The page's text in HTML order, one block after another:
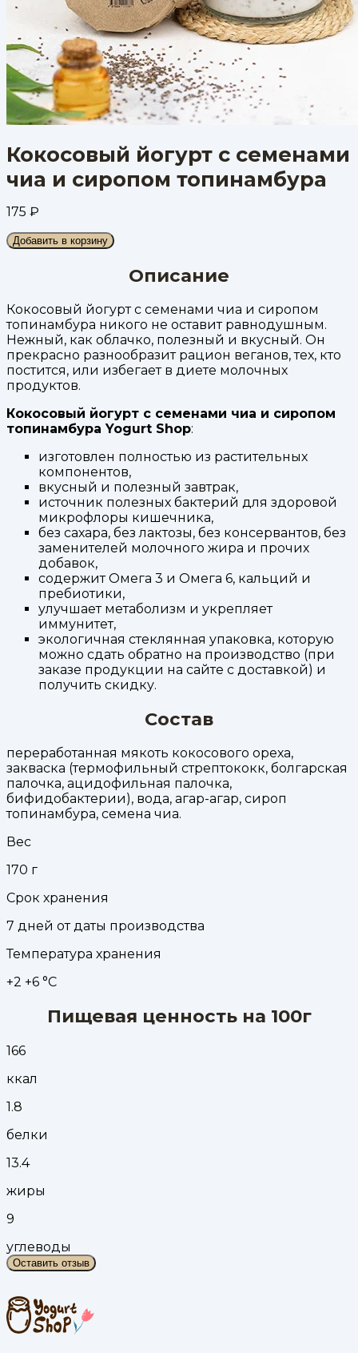
Кокосовый йогурт с семенами
чиа и сиропом топинамбура
175 ₽
Добавить в корзину
Описание
Кокосовый йогурт с семенами чиа и сиропом
топинамбура никого не оставит равнодушным.
Нежный, как облачко, полезный и вкусный. Он
прекрасно разнообразит рацион веганов, тех, кто
постится, или избегает в диете молочных
продуктов.
Кокосовый йогурт с семенами чиа и сиропом
топинамбура Yogurt Shop:
изготовлен полностью из растительных
компонентов,
вкусный и полезный завтрак,
источник полезных бактерий для здоровой
микрофлоры кишечника,
без сахара, без лактозы, без консервантов, без
заменителей молочного жира и прочих
добавок,
содержит Омега 3 и Омега 6, кальций и
пребиотики,
улучшает метаболизм и укрепляет
иммунитет,
экологичная стеклянная упаковка, которую
можно сдать обратно на производство (при
заказе продукции на сайте с доставкой) и
получить скидку.
Состав
переработанная мякоть кокосового ореха,
закваска (термофильный стрептококк, болгарская
палочка, ацидофильная палочка,
бифидобактерии), вода, агар-агар, сироп
топинамбура, семена чиа.
Вес
170 г
Срок хранения
7 дней от даты производства
Температура хранения
+2 +6 °С
Пищевая ценность на 100г
166
ккал
1.8
белки
13.4
жиры
9
углеводы
Оставить отзыв